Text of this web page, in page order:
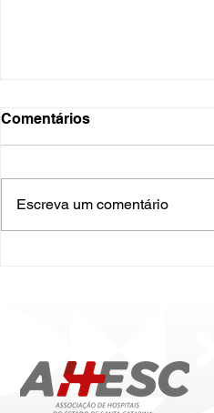
Comentários
Escreva um comentário